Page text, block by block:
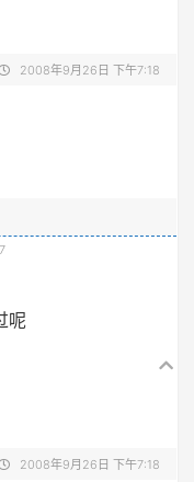
2008年9月26日 下午7:18
呢
2008年9月26日 下午7:18